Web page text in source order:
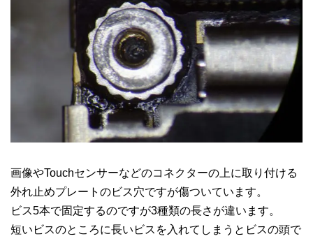
画像やTouchセンサーなどのコネクターの上に取り付ける
外れ止めプレートのビス穴ですが傷ついています。
ビス5本で固定するのですが3種類の長さが違います。
短いビスのところに長いビスを入れてしまうとビスの頭で